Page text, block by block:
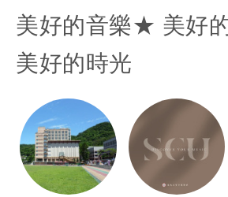
美好的音樂★ 美好
美好的時光